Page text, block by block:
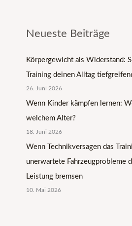
Neueste Beiträge
Körpergewicht als Widerstand:
Training deinen Alltag
26. Juni 2026
Wenn Kinder kämpfen lernen:
welchem Alter?
18. Juni 2026
Wenn Technikversagen das
unerwartete Fahrzeugprobleme
Leistung bremsen
10. Mai 2026